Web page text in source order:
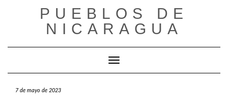
PUEBLOS DE
NICARAGUA
Cambiar modo de navegación
7 de mayo de 2023